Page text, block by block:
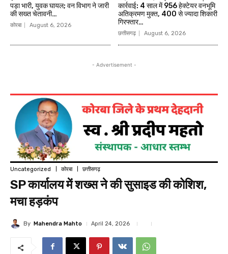
पड़ा भारी, युवक घायल; वन विभाग ने जारी
की सख्त चेतावनी…
कोरबा August 6, 2026
कार्रवाई: 4 साल में 956 हेक्टेयर वनभूमि
अतिक्रमण मुक्त, 400 से ज्यादा शिकारी
गिरफ्तार…
छत्तीसगढ़ August 6, 2026
- Advertisement -